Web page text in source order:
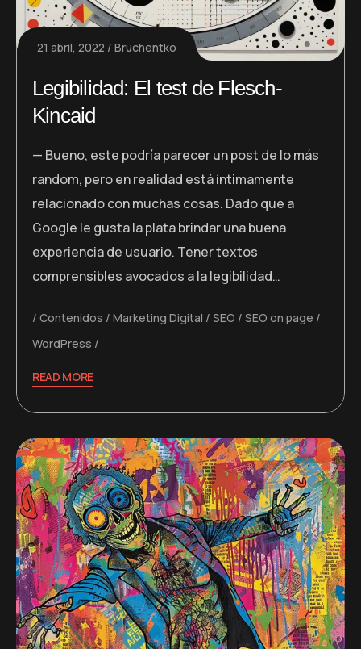
21 abril, 2022 Bruchentko
Legibilidad: El test de Flesch-
Kincaid
— Bueno, este podría parecer un post de lo más
random, pero en realidad está íntimamente
relacionado con muchas cosas. Dado que a
Google le gusta la plata brindar una buena
experiencia de usuario. Tener textos
comprensibles avocados a la legibilidad…
Contenidos Marketing Digital SEO
SEO on page
WordPress
READ MORE